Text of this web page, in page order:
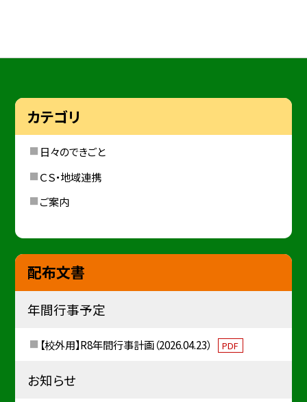
カテゴリ
日々のできごと
ＣＳ・地域連携
ご案内
配布文書
年間行事予定
【校外用】R8年間行事計画（2026.04.23） PDF
お知らせ